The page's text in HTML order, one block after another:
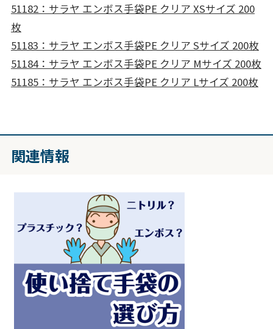
51182：サラヤ エンボス手袋PE クリア XSサイズ 200
枚
51183：サラヤ エンボス手袋PE クリア Sサイズ 200枚
51184：サラヤ エンボス手袋PE クリア Mサイズ 200枚
51185：サラヤ エンボス手袋PE クリア Lサイズ 200枚
関連情報